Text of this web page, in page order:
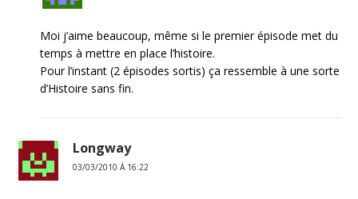
Moi j’aime beaucoup, même si le premier épisode met du
temps à mettre en place l’histoire.
Pour l’instant (2 épisodes sortis) ça ressemble à une sorte
d’Histoire sans fin.
Longway
03/03/2010 Á 16:22